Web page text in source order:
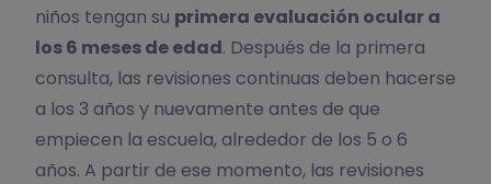
niños tengan su primera evaluación ocular a
los 6 meses de edad. Después de la primera
consulta, las revisiones continuas deben hacerse
a los 3 años y nuevamente antes de que
empiecen la escuela, alrededor de los 5 o 6
años. A partir de ese momento, las revisiones